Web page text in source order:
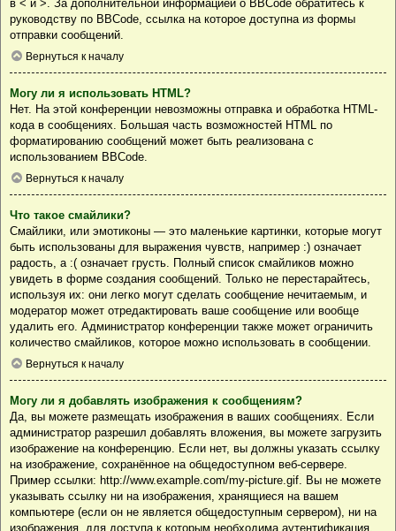
в < и >. За дополнительной информацией о BBCode обратитесь к
руководству по BBCode, ссылка на которое доступна из формы
отправки сообщений.
Вернуться к началу
Могу ли я использовать HTML?
Нет. На этой конференции невозможны отправка и обработка HTML-
кода в сообщениях. Большая часть возможностей HTML по
форматированию сообщений может быть реализована с
использованием BBCode.
Вернуться к началу
Что такое смайлики?
Смайлики, или эмотиконы — это маленькие картинки, которые могут
быть использованы для выражения чувств, например :) означает
радость, а :( означает грусть. Полный список смайликов можно
увидеть в форме создания сообщений. Только не перестарайтесь,
используя их: они легко могут сделать сообщение нечитаемым, и
модератор может отредактировать ваше сообщение или вообще
удалить его. Администратор конференции также может ограничить
количество смайликов, которое можно использовать в сообщении.
Вернуться к началу
Могу ли я добавлять изображения к сообщениям?
Да, вы можете размещать изображения в ваших сообщениях. Если
администратор разрешил добавлять вложения, вы можете загрузить
изображение на конференцию. Если нет, вы должны указать ссылку
на изображение, сохранённое на общедоступном веб-сервере.
Пример ссылки: http://www.example.com/my-picture.gif. Вы не можете
указывать ссылку ни на изображения, хранящиеся на вашем
компьютере (если он не является общедоступным сервером), ни на
изображения, для доступа к которым необходима аутентификация,